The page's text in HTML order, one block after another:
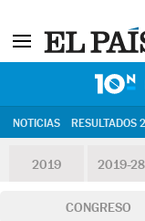
NOTICIAS RESULTADOS
2019 2019-
CONGRESO